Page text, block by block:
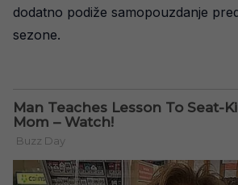
dodatno podiže samopouzdanje
sezone.